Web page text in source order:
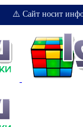
⚠️ Сайт носит